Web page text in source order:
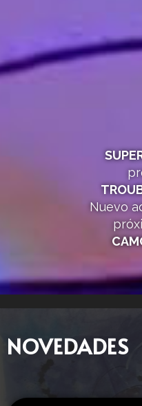
Nuevo
NOVEDADES